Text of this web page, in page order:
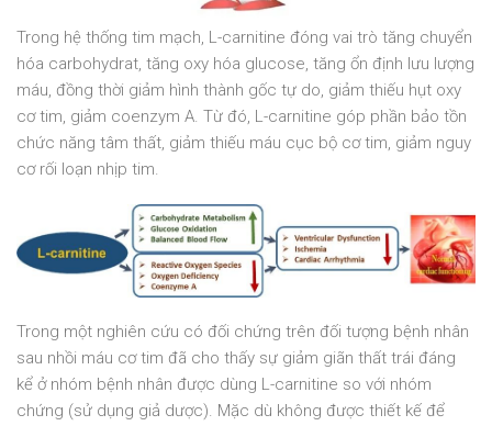
Trong hệ thống tim mạch, L-carnitine đóng vai trò tăng chuyển
hóa carbohydrat, tăng oxy hóa glucose, tăng ổn định lưu lượng
máu, đồng thời giảm hình thành gốc tự do, giảm thiếu hụt oxy
cơ tim, giảm coenzym A. Từ đó, L-carnitine góp phần bảo tồn
chức năng tâm thất, giảm thiếu máu cục bộ cơ tim, giảm nguy
cơ rối loạn nhịp tim.
Trong một nghiên cứu có đối chứng trên đối tượng bệnh nhân
sau nhồi máu cơ tim đã cho thấy sự giảm giãn thất trái đáng
kể ở nhóm bệnh nhân được dùng L-carnitine so với nhóm
chứng (sử dụng giả dược). Mặc dù không được thiết kế để